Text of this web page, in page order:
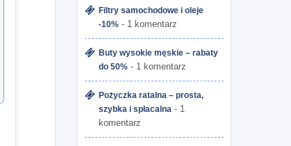
Filtry samochodowe i oleje
-10% - 1 komentarz
Buty wysokie męskie – rabaty
do 50% - 1 komentarz
Pożyczka ratalna – prosta,
szybka i spłacalna - 1
komentarz